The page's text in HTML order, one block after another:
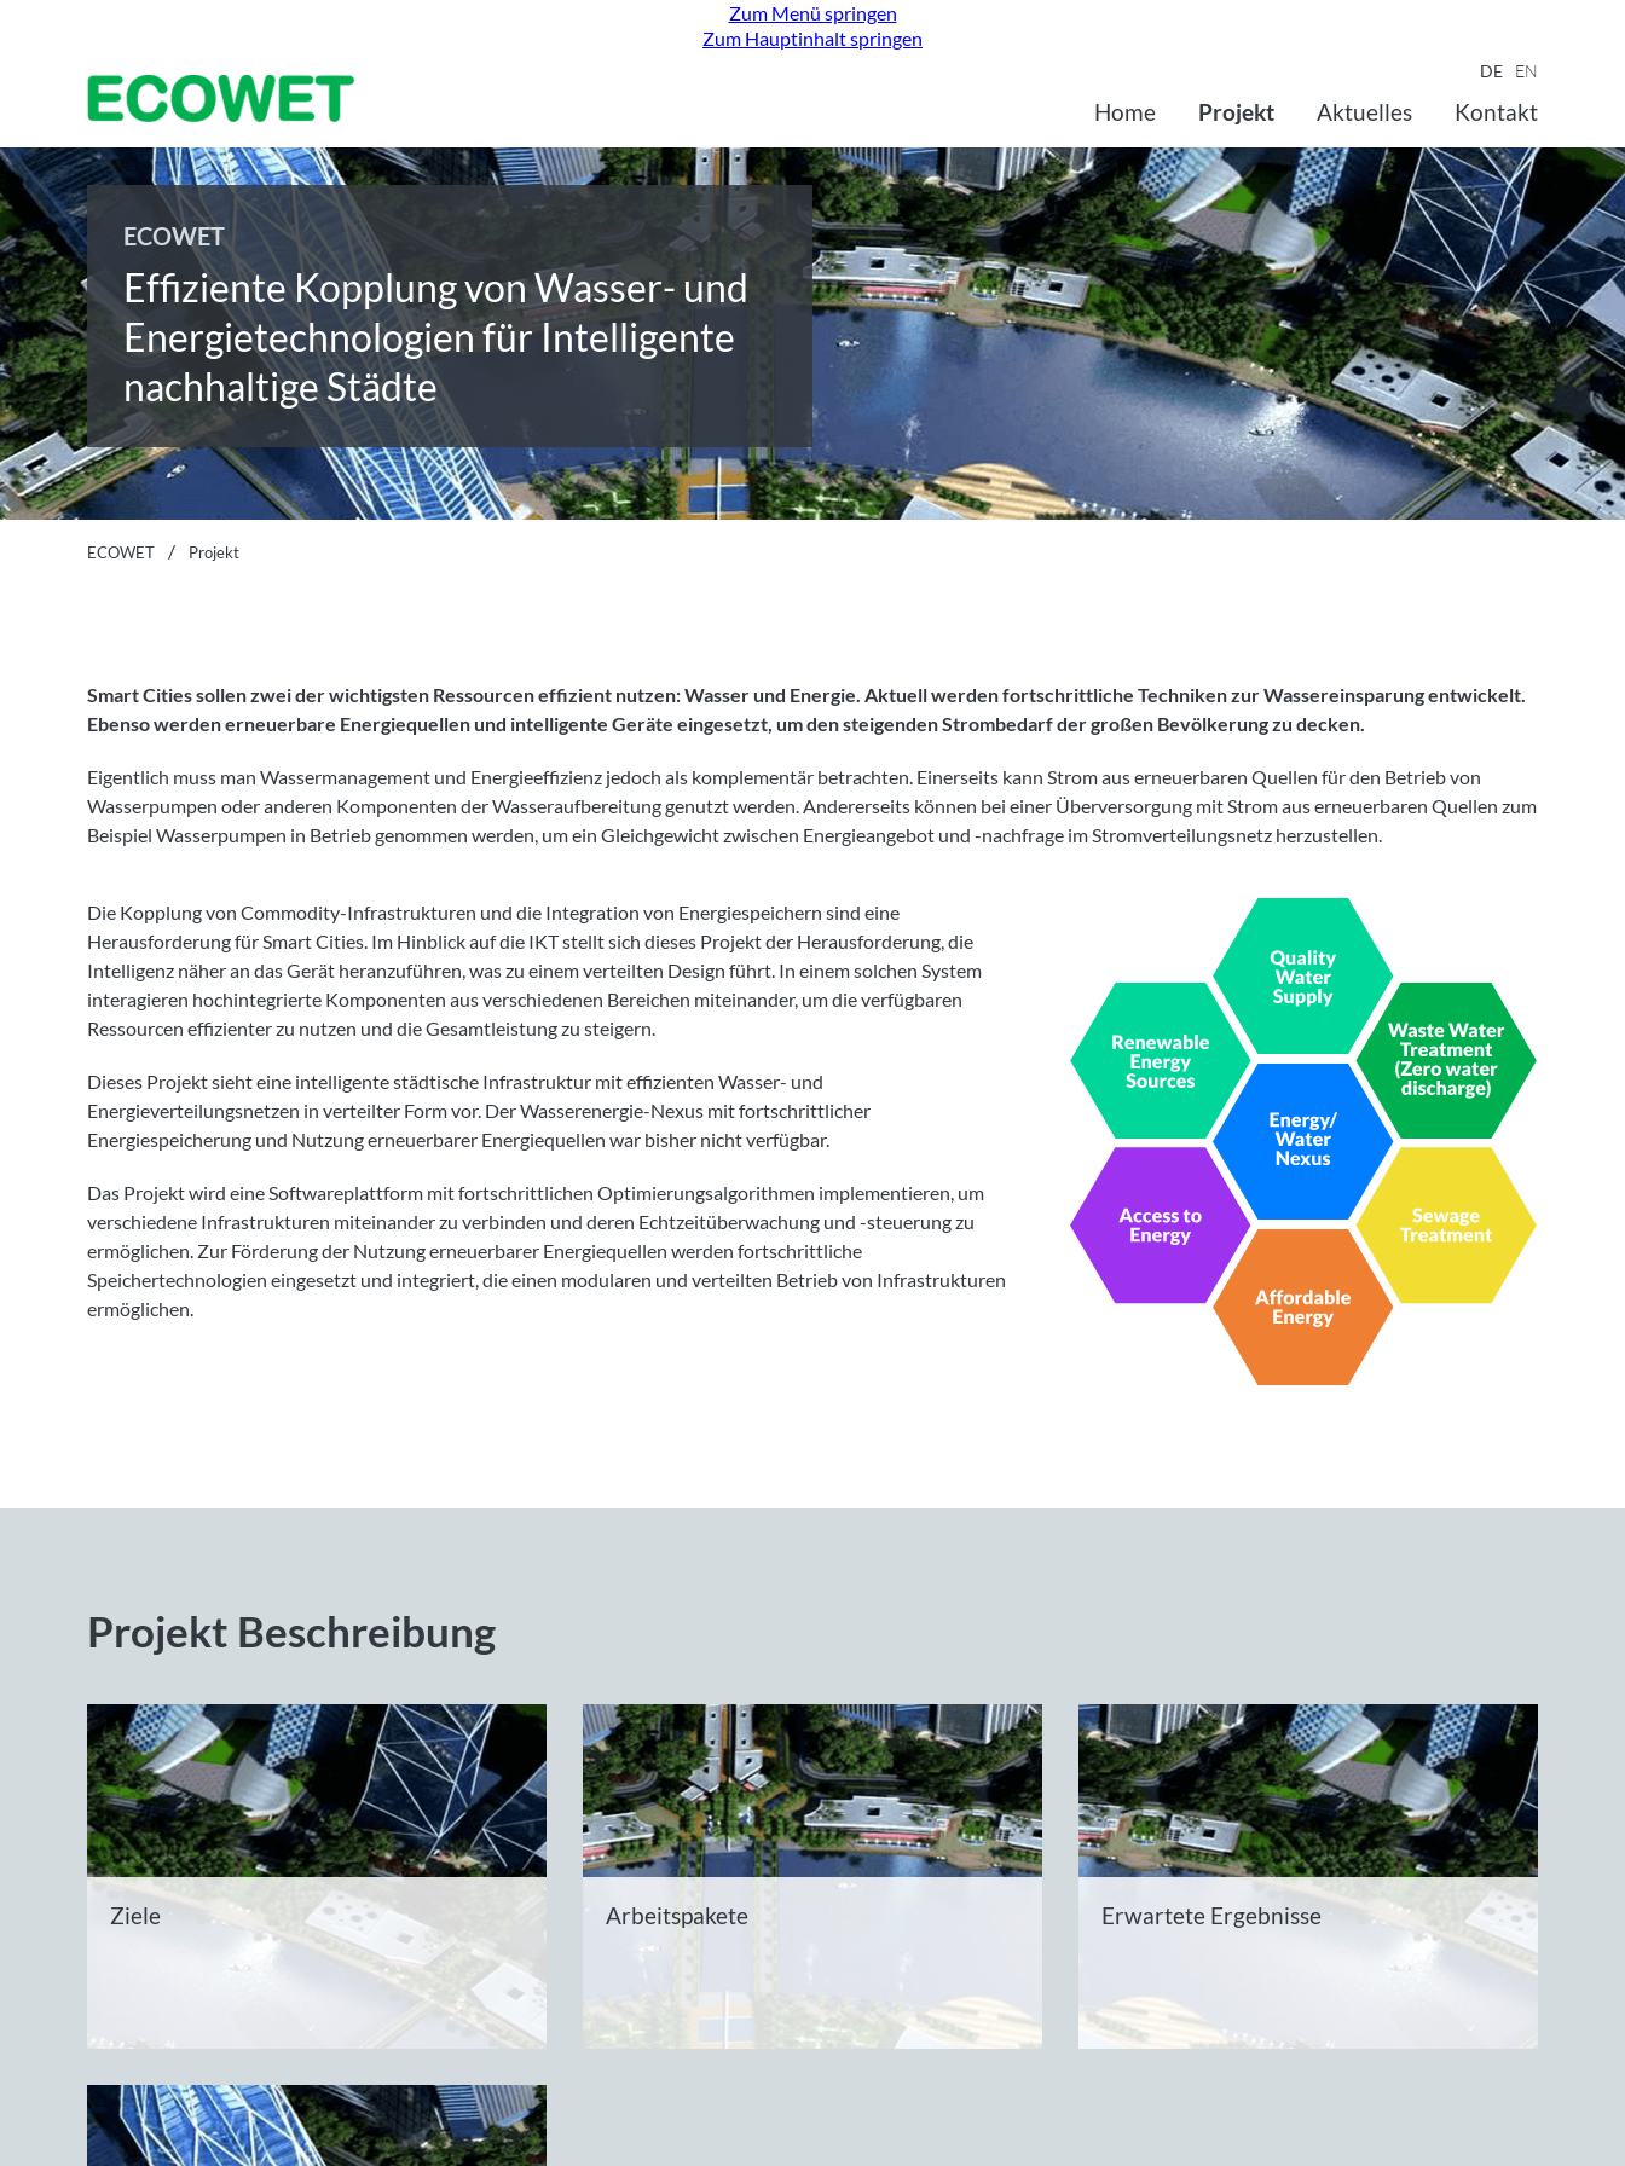
Zum Menü springen
Zum Hauptinhalt springen
DE EN
Home Projekt Aktuelles Kontakt
ECOWET
Effiziente Kopplung von Wasser- und
Energietechnologien für Intelligente
nachhaltige Städte
ECOWET Projekt
Smart Cities sollen zwei der wichtigsten Ressourcen effizient nutzen: Wasser und Energie. Aktuell werden fortschrittliche Techniken zur Wassereinsparung entwickelt.
Ebenso werden erneuerbare Energiequellen und intelligente Geräte eingesetzt, um den steigenden Strombedarf der großen Bevölkerung zu decken.
Eigentlich muss man Wassermanagement und Energieeffizienz jedoch als komplementär betrachten. Einerseits kann Strom aus erneuerbaren Quellen für den Betrieb von
Wasserpumpen oder anderen Komponenten der Wasseraufbereitung genutzt werden. Andererseits können bei einer Überversorgung mit Strom aus erneuerbaren Quellen zum
Beispiel Wasserpumpen in Betrieb genommen werden, um ein Gleichgewicht zwischen Energieangebot und -nachfrage im Stromverteilungsnetz herzustellen.
Die Kopplung von Commodity-Infrastrukturen und die Integration von Energiespeichern sind eine
Herausforderung für Smart Cities. Im Hinblick auf die IKT stellt sich dieses Projekt der Herausforderung, die
Intelligenz näher an das Gerät heranzuführen, was zu einem verteilten Design führt. In einem solchen System
interagieren hochintegrierte Komponenten aus verschiedenen Bereichen miteinander, um die verfügbaren
Ressourcen effizienter zu nutzen und die Gesamtleistung zu steigern.
Dieses Projekt sieht eine intelligente städtische Infrastruktur mit effizienten Wasser- und
Energieverteilungsnetzen in verteilter Form vor. Der Wasserenergie-Nexus mit fortschrittlicher
Energiespeicherung und Nutzung erneuerbarer Energiequellen war bisher nicht verfügbar.
Das Projekt wird eine Softwareplattform mit fortschrittlichen Optimierungsalgorithmen implementieren, um
verschiedene Infrastrukturen miteinander zu verbinden und deren Echtzeitüberwachung und -steuerung zu
ermöglichen. Zur Förderung der Nutzung erneuerbarer Energiequellen werden fortschrittliche
Speichertechnologien eingesetzt und integriert, die einen modularen und verteilten Betrieb von Infrastrukturen
ermöglichen.
Projekt Beschreibung
Ziele Arbeitspakete Erwartete Ergebnisse